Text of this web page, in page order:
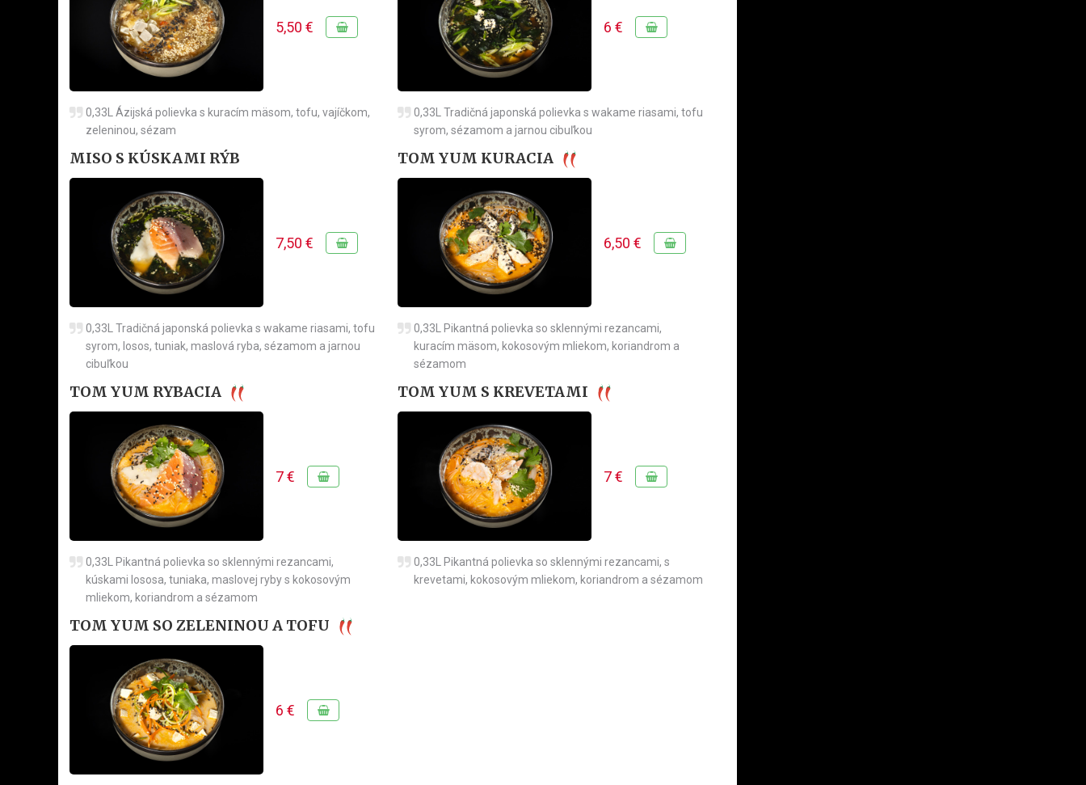
5,50 €
0,33L Ázijská polievka s kuracím mäsom, tofu, vajíčkom,
zeleninou, sézam
6 €
0,33L Tradičná japonská polievka s wakame riasami, tofu
syrom, sézamom a jarnou cibuľkou
MISO S KÚSKAMI RÝB
7,50 €
0,33L Tradičná japonská polievka s wakame riasami, tofu
syrom, losos, tuniak, maslová ryba, sézamom a jarnou
cibuľkou
TOM YUM KURACIA
6,50 €
0,33L Pikantná polievka so sklennými rezancami,
kuracím mäsom, kokosovým mliekom, koriandrom a
sézamom
TOM YUM RYBACIA
7 €
0,33L Pikantná polievka so sklennými rezancami,
kúskami lososa, tuniaka, maslovej ryby s kokosovým
mliekom, koriandrom a sézamom
TOM YUM S KREVETAMI
7 €
0,33L Pikantná polievka so sklennými rezancami, s
krevetami, kokosovým mliekom, koriandrom a sézamom
TOM YUM SO ZELENINOU A TOFU
6 €